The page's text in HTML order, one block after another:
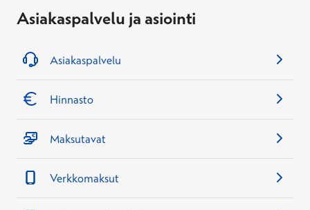
Asiakaspalvelu ja asiointi
Asiakaspalvelu
Hinnasto
Maksutavat
Verkkomaksut